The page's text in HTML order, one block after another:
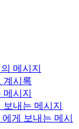
메시지
계시록
시지
내는 메시지
에게 보내는 메시